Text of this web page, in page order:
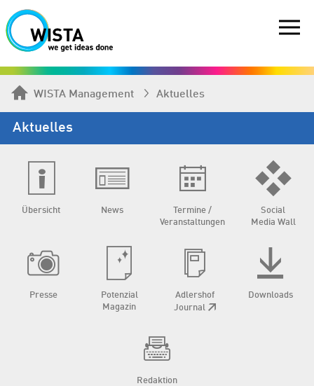
WISTA Management Aktuelles
Aktuelles
Übersicht News
Termine /
Veranstaltungen
Social
Media Wall
Presse
Potenzial
Magazin
Adlershof
Journal
Downloads
Redaktion